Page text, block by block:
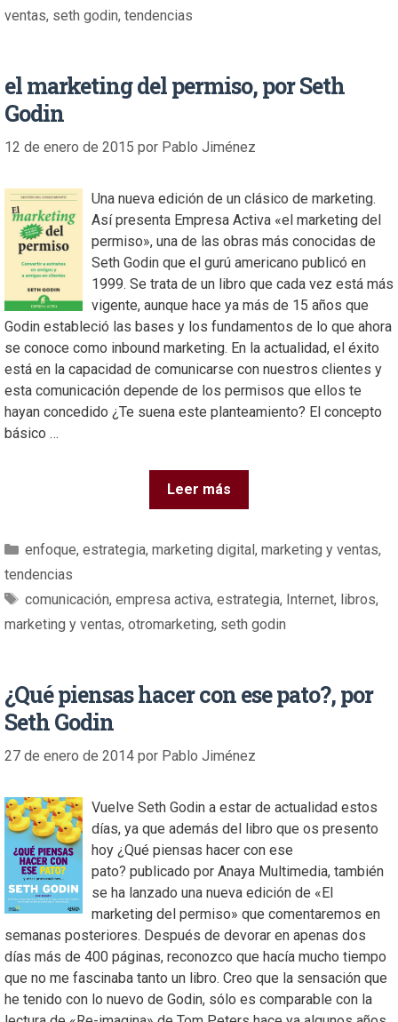
ventas, seth godin, tendencias
el marketing del permiso, por Seth
Godin
12 de enero de 2015 por Pablo Jiménez
Una nueva edición de un clásico de marketing.
Así presenta Empresa Activa «el marketing del
permiso», una de las obras más conocidas de
Seth Godin que el gurú americano publicó en
1999. Se trata de un libro que cada vez está más
vigente, aunque hace ya más de 15 años que
Godin estableció las bases y los fundamentos de lo que ahora
se conoce como inbound marketing. En la actualidad, el éxito
está en la capacidad de comunicarse con nuestros clientes y
esta comunicación depende de los permisos que ellos te
hayan concedido ¿Te suena este planteamiento? El concepto
básico …
Leer más
enfoque, estrategia, marketing digital, marketing y ventas,
tendencias
comunicación, empresa activa, estrategia, Internet, libros,
marketing y ventas, otromarketing, seth godin
¿Qué piensas hacer con ese pato?, por
Seth Godin
27 de enero de 2014 por Pablo Jiménez
Vuelve Seth Godin a estar de actualidad estos
días, ya que además del libro que os presento
hoy ¿Qué piensas hacer con ese
pato? publicado por Anaya Multimedia, también
se ha lanzado una nueva edición de «El
marketing del permiso» que comentaremos en
semanas posteriores. Después de devorar en apenas dos
días más de 400 páginas, reconozco que hacía mucho tiempo
que no me fascinaba tanto un libro. Creo que la sensación que
he tenido con lo nuevo de Godin, sólo es comparable con la